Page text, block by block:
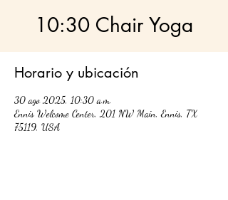
10:30 Chair Yoga
Horario y ubicación
30 ago 2025, 10:30 a.m.
Ennis Welcome Center, 201 NW Main, Ennis, TX
75119, USA